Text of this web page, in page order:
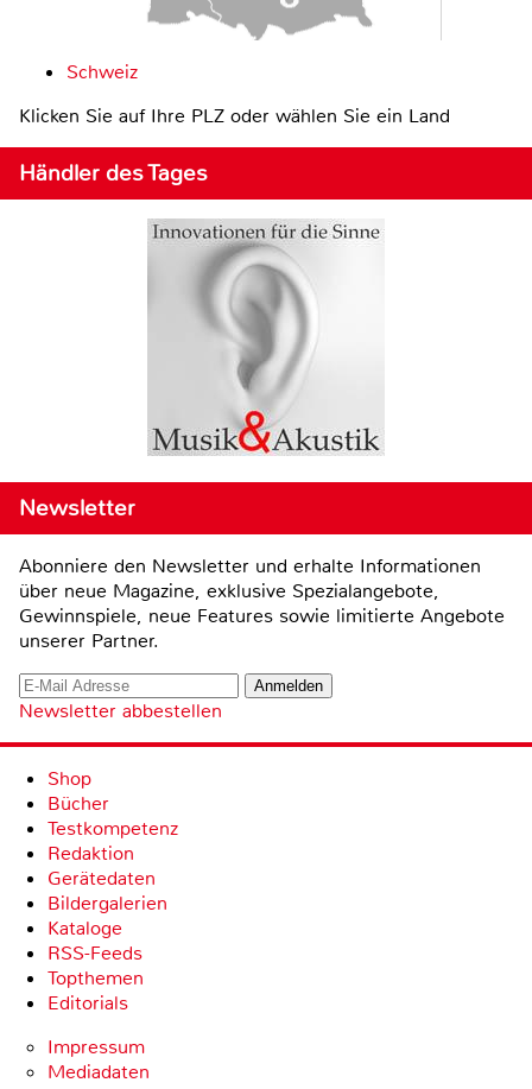
Schweiz
Klicken Sie auf Ihre PLZ oder wählen Sie ein Land
Händler des Tages
Newsletter
Abonniere den Newsletter und erhalte Informationen
über neue Magazine, exklusive Spezialangebote,
Gewinnspiele, neue Features sowie limitierte Angebote
unserer Partner.
Newsletter abbestellen
Shop
Bücher
Testkompetenz
Redaktion
Gerätedaten
Bildergalerien
Kataloge
RSS-Feeds
Topthemen
Editorials
Impressum
Mediadaten